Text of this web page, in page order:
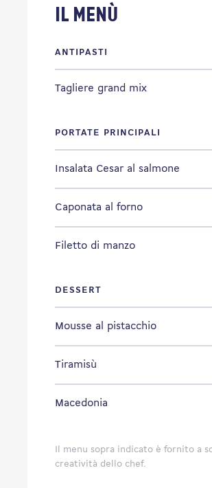
Il Menù
ANTIPASTI
Tagliere grand mix
PORTATE PRINCIPALI
Insalata Cesar al salmone
Caponata al forno
Filetto di manzo
DESSERT
Mousse al pistacchio
Tiramisù
Macedonia
Il menu sopra indicato è fornito a
creatività dello chef.